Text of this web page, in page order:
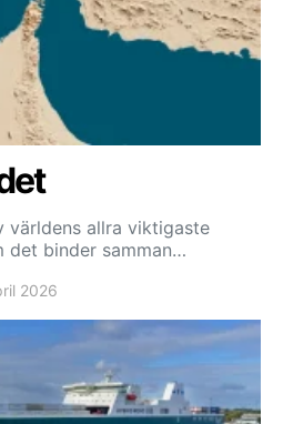
världens allra viktigaste
det binder samman…
2026